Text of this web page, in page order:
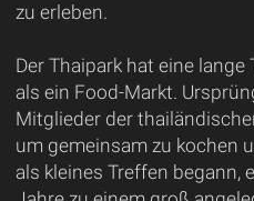
zu erleben.
Der Thaipark hat eine
als ein Food-Markt.
Mitglieder der
um gemeinsam zu kochen
als kleines Treffen begann,